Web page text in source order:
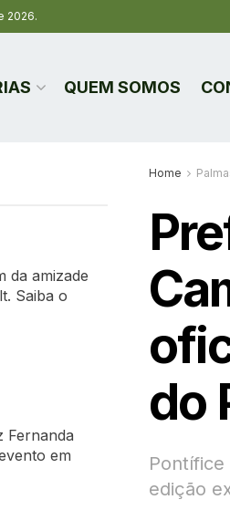
2026.
QUEM SOMOS
Home
do
edição
da amizade
Saiba o
Fernanda
em